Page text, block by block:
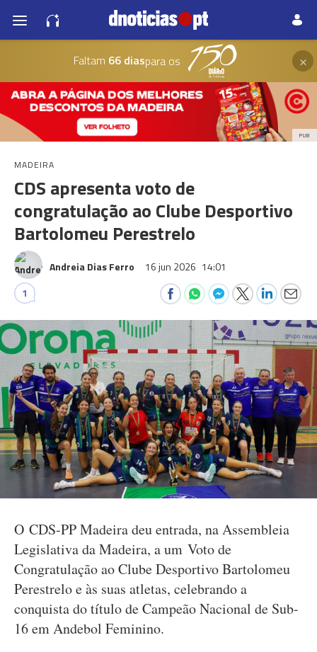
Faltam 66 diaspara os ×
PUB
MADEIRA
CDS apresenta voto de
congratulação ao Clube Desportivo
Bartolomeu Perestrelo
Andreia Dias Ferro 16 jun 2026 14:01
1
O CDS-PP Madeira deu entrada, na Assembleia
Legislativa da Madeira, a um Voto de
Congratulação ao Clube Desportivo Bartolomeu
Perestrelo e às suas atletas, celebrando a
conquista do título de Campeão Nacional de Sub-
16 em Andebol Feminino.